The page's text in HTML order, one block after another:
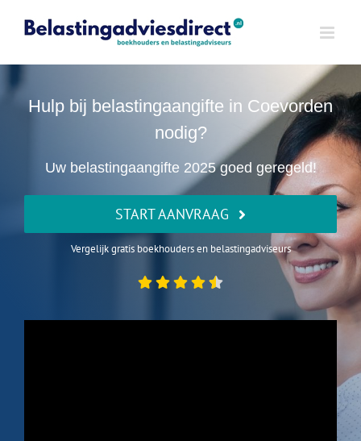
Hulp bij belastingaangifte in Coevorden
nodig?
Uw belastingaangifte 2025 goed geregeld!
START AANVRAAG
Vergelijk gratis boekhouders en belastingadviseurs